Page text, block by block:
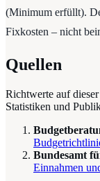
(Minimum erfüllt).
Fixkosten – nicht
Quellen
Richtwerte auf
Statistiken und
Bundesamt
Einnahmen